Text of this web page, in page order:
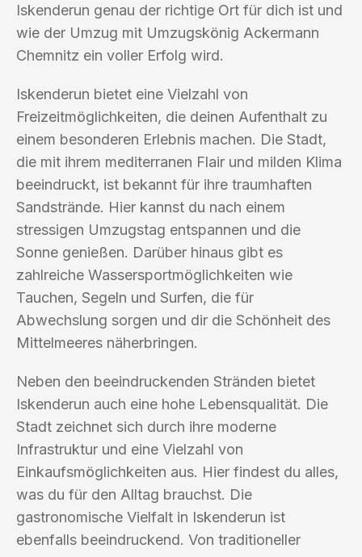
Iskenderun genau der richtige Ort für dich ist und
wie der Umzug mit Umzugskönig Ackermann
Chemnitz ein voller Erfolg wird.
Iskenderun bietet eine Vielzahl von
Freizeitmöglichkeiten, die deinen Aufenthalt zu
einem besonderen Erlebnis machen. Die Stadt,
die mit ihrem mediterranen Flair und milden Klima
beeindruckt, ist bekannt für ihre traumhaften
Sandstrände. Hier kannst du nach einem
stressigen Umzugstag entspannen und die
Sonne genießen. Darüber hinaus gibt es
zahlreiche Wassersportmöglichkeiten wie
Tauchen, Segeln und Surfen, die für
Abwechslung sorgen und dir die Schönheit des
Mittelmeeres näherbringen.
Neben den beeindruckenden Stränden bietet
Iskenderun auch eine hohe Lebensqualität. Die
Stadt zeichnet sich durch ihre moderne
Infrastruktur und eine Vielzahl von
Einkaufsmöglichkeiten aus. Hier findest du alles,
was du für den Alltag brauchst. Die
gastronomische Vielfalt in Iskenderun ist
ebenfalls beeindruckend. Von traditioneller